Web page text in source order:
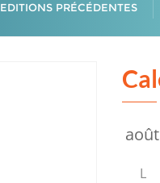
EDITIONS PRÉCÉDENTES
L